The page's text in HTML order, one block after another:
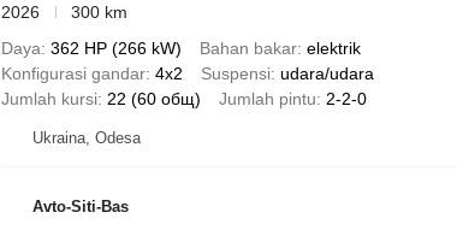
2026
300 km
Daya 362 HP (266 kW) Bahan bakar elektrik
Konfigurasi gandar 4x2 Suspensi udara/udara
Jumlah kursi 22 (60 общ) Jumlah pintu 2-2-0
Ukraina, Odesa
Avto-Siti-Bas